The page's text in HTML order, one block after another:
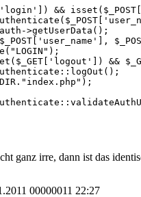
&&
>getUserData();
&&
ganz irre, dann ist das
00000011 22:27